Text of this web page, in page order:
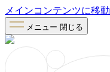
メインコンテンツに移動
メニュー 閉じる